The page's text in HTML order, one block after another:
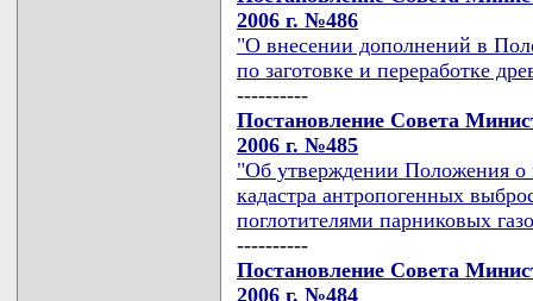
2006 г. №486
"О внесении дополнений в
по заготовке и переработке
----------
Постановление Совета
2006 г. №485
"Об утверждении Положения о
кадастра антропогенных
поглотителями парниковых
----------
Постановление Совета
2006 г. №484